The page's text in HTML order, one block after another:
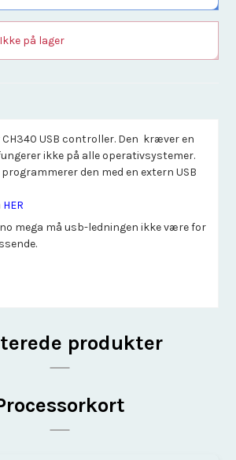
Ikke på lager
USB controller. Den kræver en
ikke på alle operativsystemer.
den med en extern USB
HER
mega må usb-ledningen ikke være for
produkter